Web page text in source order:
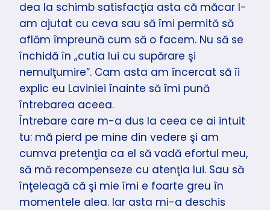
dea la schimb satisfacţia asta că măcar l-
am ajutat cu ceva sau să îmi permită să
aflăm împreună cum să o facem. Nu să se
închidă în „cutia lui cu supărare şi
nemulţumire”. Cam asta am încercat să îi
explic eu Laviniei înainte să îmi pună
întrebarea aceea.
Întrebare care m-a dus la ceea ce ai intuit
tu: mă pierd pe mine din vedere şi am
cumva pretenţia ca el să vadă efortul meu,
să mă recompenseze cu atenţia lui. Sau să
înţeleagă că şi mie îmi e foarte greu în
momentele alea. Iar asta mi-a deschis